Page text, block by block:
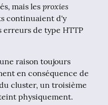
mais les proxies
continuaient d'y
de type HTTP
raison toujours
en conséquence de
cluster, un troisième